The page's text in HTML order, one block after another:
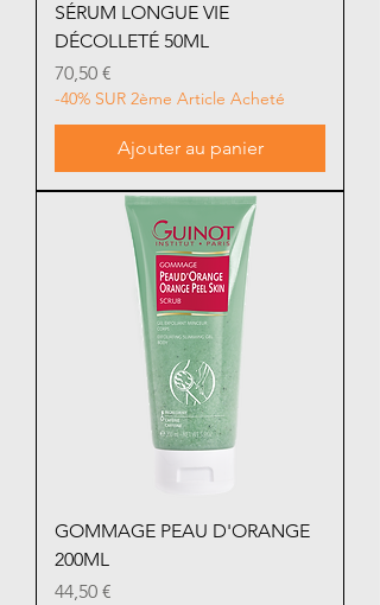
SÉRUM LONGUE VIE
DÉCOLLETÉ 50ML
Prix
70,50 €
-40% SUR 2ème Article Acheté
Ajouter au panier
GOMMAGE PEAU D'ORANGE
200ML
Prix
44,50 €